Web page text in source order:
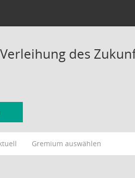
des
Gremium auswählen